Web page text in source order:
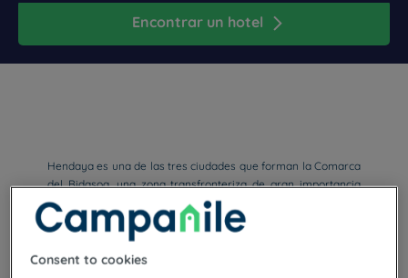
Encontrar un hotel
Hendaya es una de las tres ciudades que forman la Comarca
del Bidasoa, una zona transfronteriza de gran importancia
para las comunicaciones entre Francia y España. Disfruta de
la playa y contempla la isla de los Faisanes y la costa de
Consent to cookies